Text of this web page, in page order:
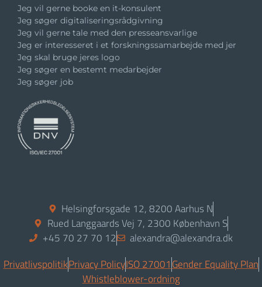
Jeg vil gerne booke en it-konsulent
Jeg søger digitaliseringsrådgivning
Jeg vil gerne tale med den presseansvarlige
Jeg er interesseret i et forskningssamarbejde med jer
Jeg skal bruge jeres logo
Jeg søger en bestemt medarbejder
Jeg søger job
Helsingforsgade 12, 8200 Aarhus N
Rued Langgaards Vej 7, 2300 København S
+45 70 27 70 12
alexandra@alexandra.dk
PrivatlivspolitikPrivacy PolicyISO 27001Gender Equality Plan
Whistleblower-ordning